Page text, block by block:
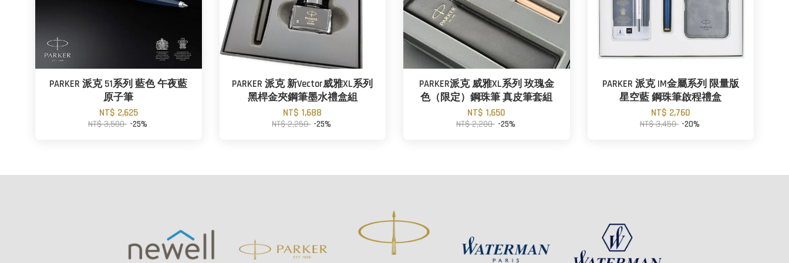
PARKER 派克 51系列 藍色 午夜藍
原子筆
NT$ 2,625
NT$ 3,500 -25%
PARKER 派克 新Vector威雅XL系列
黑桿金夾鋼筆墨水禮盒組
NT$ 1,688
NT$ 2,250 -25%
PARKER派克 威雅XL系列 玫瑰金
色（限定）鋼珠筆 真皮筆套組
NT$ 1,650
NT$ 2,200 -25%
PARKER 派克 IM金屬系列 限量版
星空藍 鋼珠筆啟程禮盒
NT$ 2,760
NT$ 3,450 -20%